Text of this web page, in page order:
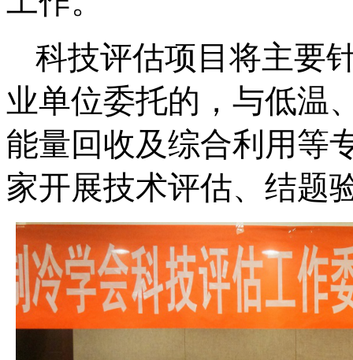
科技评估项目将主要
业单位委托的，与低温
能量回收及综合利用等
家开展技术评估、结题